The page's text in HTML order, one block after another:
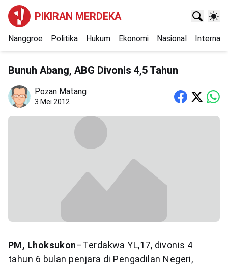
PIKIRAN MERDEKA
Nanggroe Politika Hukum Ekonomi Nasional
Bunuh Abang, ABG Divonis 4,5 Tahun
Pozan Matang
3 Mei 2012
PM, Lhoksukon–Terdakwa YL,17, divonis 4
tahun 6 bulan penjara di Pengadilan Negeri,